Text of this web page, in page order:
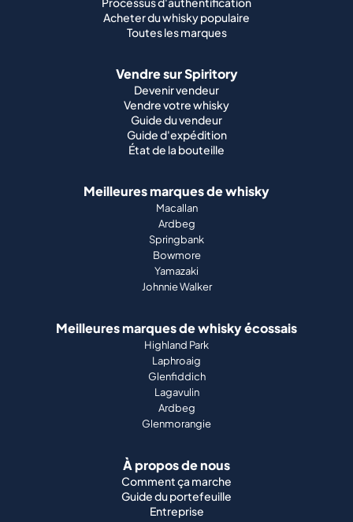
Acheter du whisky populaire
Toutes les marques
Vendre sur Spiritory
Devenir vendeur
Vendre votre whisky
Guide du vendeur
Guide d'expédition
État de la bouteille
Meilleures marques de whisky
Macallan
Ardbeg
Springbank
Bowmore
Yamazaki
Johnnie Walker
Meilleures marques de whisky écossais
Highland Park
Laphroaig
Glenfiddich
Lagavulin
Ardbeg
Glenmorangie
À propos de nous
Comment ça marche
Guide du portefeuille
Entreprise